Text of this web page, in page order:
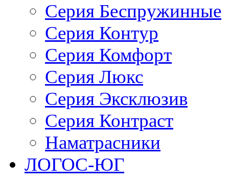
Серия Беспружинные
Серия Контур
Серия Комфорт
Серия Люкс
Серия Эксклюзив
Серия Контраст
Наматрасники
ЛОГОС-ЮГ